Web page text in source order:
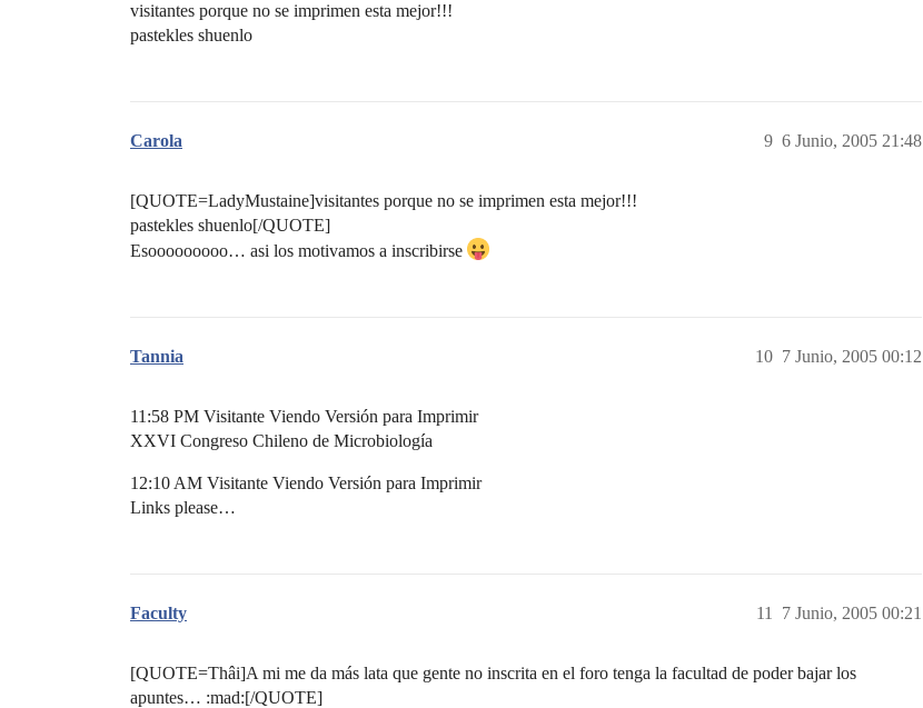
visitantes porque no se imprimen esta mejor!!!
pastekles shuenlo
Carola 6 Junio, 2005 21:48
9
[QUOTE=LadyMustaine]visitantes porque no se imprimen esta mejor!!!
pastekles shuenlo[/QUOTE]
Esooooooooo… asi los motivamos a inscribirse
Tannia 7 Junio, 2005 00:12
10
11:58 PM Visitante Viendo Versión para Imprimir
XXVI Congreso Chileno de Microbiología
12:10 AM Visitante Viendo Versión para Imprimir
Links please…
Faculty 7 Junio, 2005 00:21
11
[QUOTE=Thâi]A mi me da más lata que gente no inscrita en el foro tenga la facultad de poder bajar los
apuntes… :mad:[/QUOTE]